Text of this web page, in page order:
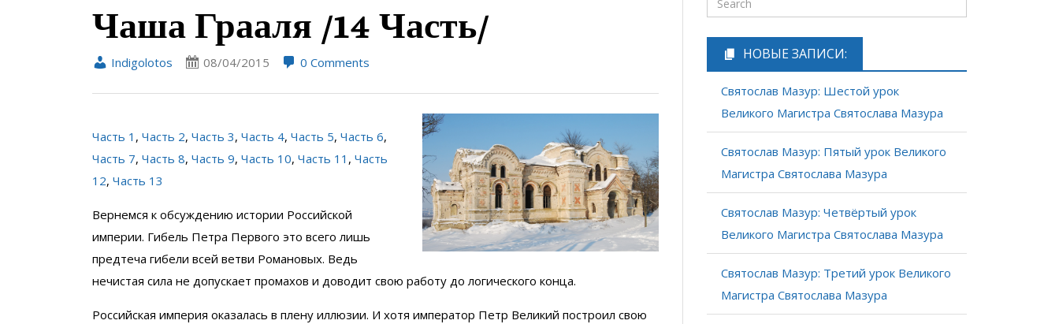
Чаша Грааля /14 Часть/
Indigolotos 08/04/2015 0 Comments
Часть 1 , Часть 2, Часть 3, Часть 4, Часть 5, Часть 6,
Часть 7, Часть 8, Часть 9, Часть 10, Часть 11 , Часть
12, Часть 13
Вернемся к обсуждению истории Российской
империи. Гибель Петра Первого это всего лишь
предтеча гибели всей ветви Романовых. Ведь
нечистая сила не допускает промахов и доводит свою работу до логического конца.
Российская империя оказалась в плену иллюзии. И хотя император Петр Великий построил свою
НОВЫЕ ЗАПИСИ:
Святослав Мазур: Шестой урок
Великого Магистра Святослава Мазура
Святослав Мазур: Пятый урок Великого
Магистра Святослава Мазура
Святослав Мазур: Четвёртый урок
Великого Магистра Святослава Мазура
Святослав Мазур: Третий урок Великого
Магистра Святослава Мазура